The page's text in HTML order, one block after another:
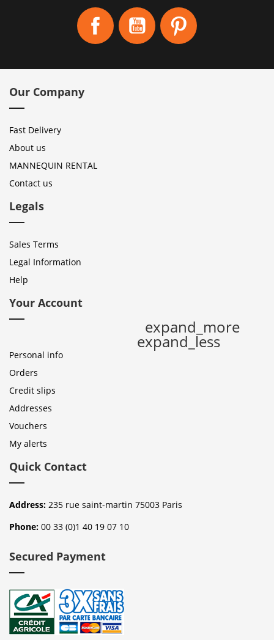
Facebook YouTube
Our Company
Fast Delivery
About us
MANNEQUIN RENTAL
Contact us
Legals
Sales Terms
Legal Information
Help
Your Account
expand_more
expand_less
Personal info
Orders
Credit slips
Addresses
Vouchers
My alerts
Quick Contact
Address: 235 rue saint-martin 75003 Paris
Phone: 00 33 (0)1 40 19 07 10
Secured Payment